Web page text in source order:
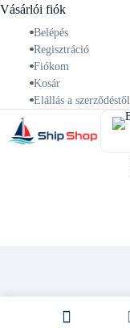
Vásárlói fiók
Belépés
Regisztráció
Fiókom
Kosár
Elállás a szerződéstől